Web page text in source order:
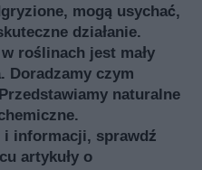
mogą usychać,
działanie.
roślinach jest mały
Doradzamy czym
naturalne
i informacji, sprawdź
artykuły o